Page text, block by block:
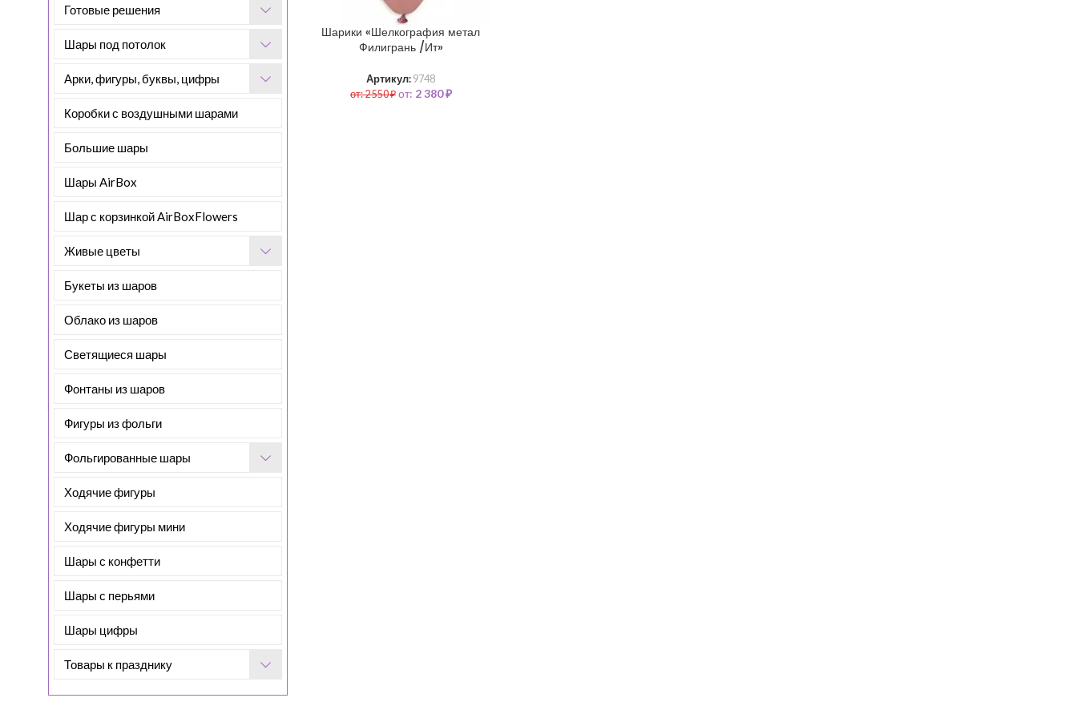
Готовые решения
Шары под потолок
Арки, фигуры, буквы, цифры
Коробки с воздушными шарами
Большие шары
Шары AirBox
Шар с корзинкой AirBoxFlowers
Живые цветы
Букеты из шаров
Облако из шаров
Светящиеся шары
Фонтаны из шаров
Фигуры из фольги
Фольгированные шары
Ходячие фигуры
Ходячие фигуры мини
Шары с конфетти
Шары с перьями
Шары цифры
Товары к празднику
Шарики «Шелкография метал
Филигрань /Ит»
Артикул: 9748
от:2 550₽ от: 2 380₽